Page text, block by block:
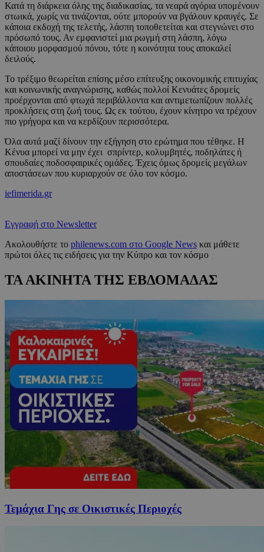
Κατά τη διάρκεια όλης της διαδικασίας, τα νεαρά αγόρια υπομένουν
στωικά, χωρίς να τινάζονται, ούτε μπορούν να βγάλουν κραυγές. Σε
κάποια εκδοχή της τελετής, λάσπη τοποθετείται και στεγνώνει στο
πρόσωπό τους. Αν εμφανιστεί μια ρωγμή στη λάσπη, λόγω
κάποιου μορφασμού πόνου, τότε η κοινότητα τους αποκαλεί
δειλούς.
Το τρέξιμο θεωρείται επίσης μέσο επίτευξης οικονομικής επιτυχίας
και κοινωνικής αναγνώρισης, καθώς πολλοί Κενυάτες δρομείς
προέρχονται από φτωχά περιβάλλοντα και αντιμετωπίζουν πολλές
προκλήσεις στη ζωή τους. Ως εκ τούτου, έχουν κίνητρο να τρέχουν
πιο γρήγορα και να κερδίζουν περισσότερα.
Όλα αυτά μαζί δίνουν την εξήγηση στο ερώτημα που τέθηκε. Η
Κένυα μπορεί να μην έχει σπρίντερ, κολυμβητές, ποδηλάτες ή
σπουδαίες ποδοσφαιρικές ομάδες. Έχεις όμως δρομείς μεγάλων
αποστάσεων που κυριαρχούν σε όλο τον κόσμο.
iefimerida.gr
Εγγραφή στο Newsletter
Ακολουθήστε το philenews.com στο Google News και μάθετε
πρώτοι όλες τις ειδήσεις για την Κύπρο και τον κόσμο
ΤΑ ΑΚΙΝΗΤΑ ΤΗΣ ΕΒΔΟΜΑΔΑΣ
Τεμάχια Γης σε Οικιστικές Περιοχές